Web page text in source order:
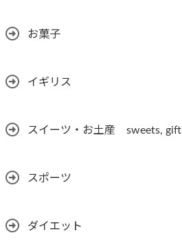
お菓子
イギリス
スイーツ・お土産 sweets, gift
スポーツ
ダイエット